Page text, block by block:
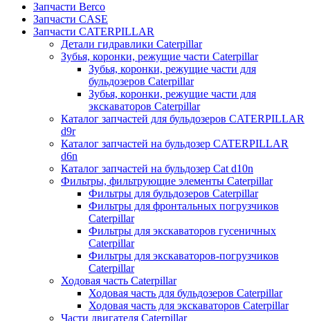
Запчасти Berco
Запчасти CASE
Запчасти CATERPILLAR
Детали гидравлики Caterpillar
Зубья, коронки, режущие части Caterpillar
Зубья, коронки, режущие части для
бульдозеров Caterpillar
Зубья, коронки, режущие части для
экскаваторов Caterpillar
Каталог запчастей для бульдозеров CATERPILLAR
d9r
Каталог запчастей на бульдозер CATERPILLAR
d6n
Каталог запчастей на бульдозер Сat d10n
Фильтры, фильтрующие элементы Caterpillar
Фильтры для бульдозеров Caterpillar
Фильтры для фронтальных погрузчиков
Caterpillar
Фильтры для экскаваторов гусеничных
Caterpillar
Фильтры для экскаваторов-погрузчиков
Caterpillar
Ходовая часть Caterpillar
Ходовая часть для бульдозеров Caterpillar
Ходовая часть для экскаваторов Caterpillar
Части двигателя Caterpillar